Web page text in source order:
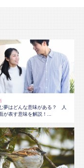
夢はどんな意味がある？ 人
が表す意味を解説！...